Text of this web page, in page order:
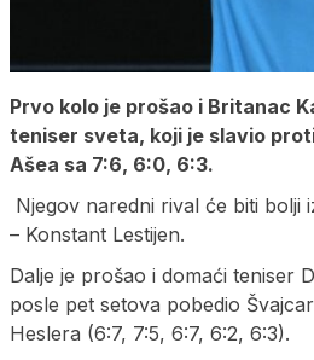
Prvo kolo je prošao i Britanac
teniser sveta, koji je slavio
Ašea sa 7:6, 6:0, 6:3.
Njegov naredni rival će biti bolji
– Konstant Lestijen.
Dalje je prošao i domaći teniser
posle pet setova pobedio
Heslera (6:7, 7:5, 6:7, 6:2, 6:3).